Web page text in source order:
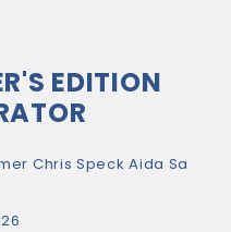
EDITION
Chris SpeckAida Sa